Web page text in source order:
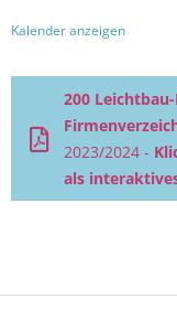
Kalender anzeigen
200
2023/2024 -
als